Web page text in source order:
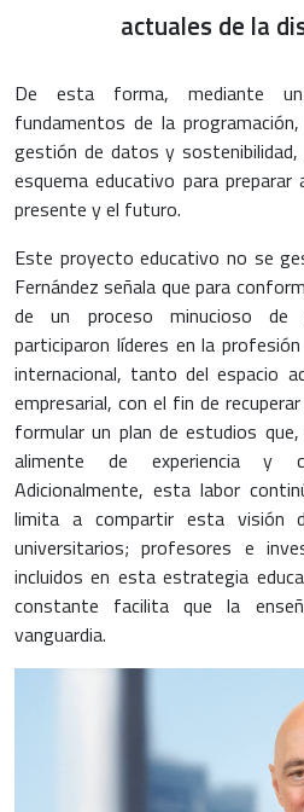
actuales de la
De esta forma, mediante
fundamentos de la
gestión de datos y
esquema educativo para
presente y el futuro.
Este proyecto educativo no se
Fernández señala que para
de un proceso minucioso de
participaron líderes en la
internacional, tanto del espacio
empresarial, con el fin de
formular un plan de estudios
alimente de experiencia y
Adicionalmente, esta labor
limita a compartir esta visión
universitarios; profesores e
incluidos en esta estrategia
constante facilita que la
vanguardia.